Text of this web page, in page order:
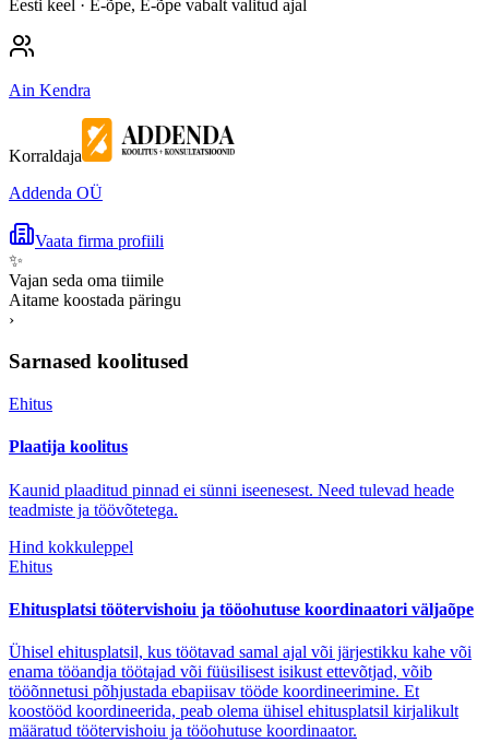
Eesti keel · E-õpe, E-õpe vabalt valitud ajal
Ain Kendra
Korraldaja
Addenda OÜ
Vaata firma profiili
✨
Vajan seda oma tiimile
Aitame koostada päringu
›
Sarnased koolitused
Ehitus
Plaatija koolitus
Kaunid plaaditud pinnad ei sünni iseenesest. Need tulevad heade
teadmiste ja töövõtetega.
Hind kokkuleppel
Ehitus
Ehitusplatsi töötervishoiu ja tööohutuse koordinaatori väljaõpe
Ühisel ehitusplatsil, kus töötavad samal ajal või järjestikku kahe või
enama tööandja töötajad või füüsilisest isikust ettevõtjad, võib
tööõnnetusi põhjustada ebapiisav tööde koordineerimine. Et
koostööd koordineerida, peab olema ühisel ehitusplatsil kirjalikult
määratud töötervishoiu ja tööohutuse koordinaator.